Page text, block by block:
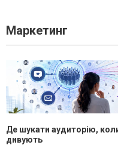
Маркетинг
Де шукати аудиторію,
дивують